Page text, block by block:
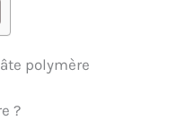
polymère
?